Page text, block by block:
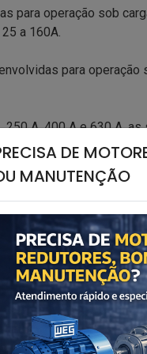
DE
MANUTENÇÃO
para operação sob
a 160A.
para
A, 400 A e 630 A,
com câmara de
permitem a
bornes e contato